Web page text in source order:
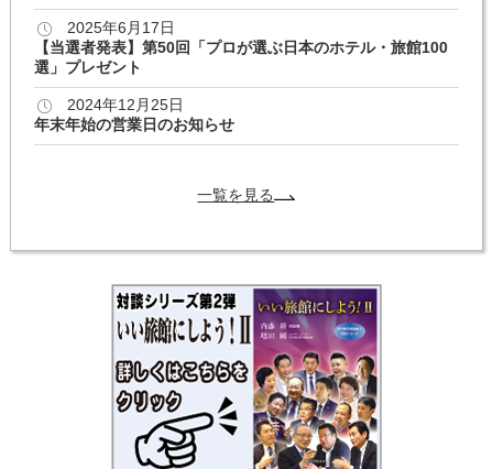
2025年6月17日
【当選者発表】第50回「プロが選ぶ日本のホテル・旅館100
選」プレゼント
2024年12月25日
年末年始の営業日のお知らせ
一覧を見る